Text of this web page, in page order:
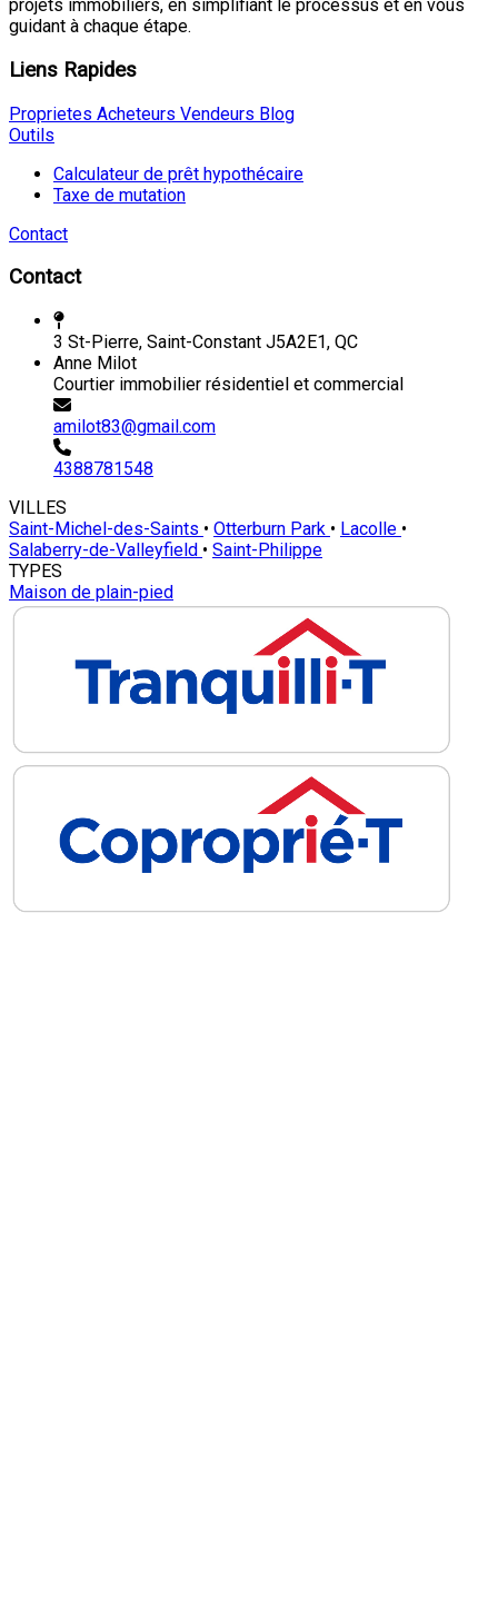
projets immobiliers, en simplifiant le processus et en vous
guidant à chaque étape.
Liens Rapides
Proprietes Acheteurs Vendeurs Blog
Outils
Calculateur de prêt hypothécaire
Taxe de mutation
Contact
Contact
3 St-Pierre, Saint-Constant J5A2E1, QC
Anne Milot
Courtier immobilier résidentiel et commercial
amilot83@gmail.com
4388781548
VILLES
Saint-Michel-des-Saints • Otterburn Park • Lacolle •
Salaberry-de-Valleyfield • Saint-Philippe
TYPES
Maison de plain-pied